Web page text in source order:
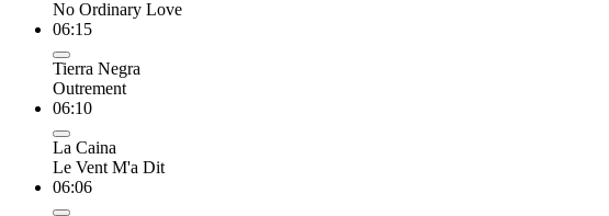
No Ordinary Love
06:15
Tierra Negra
Outrement
06:10
La Caina
Le Vent M'a Dit
06:06